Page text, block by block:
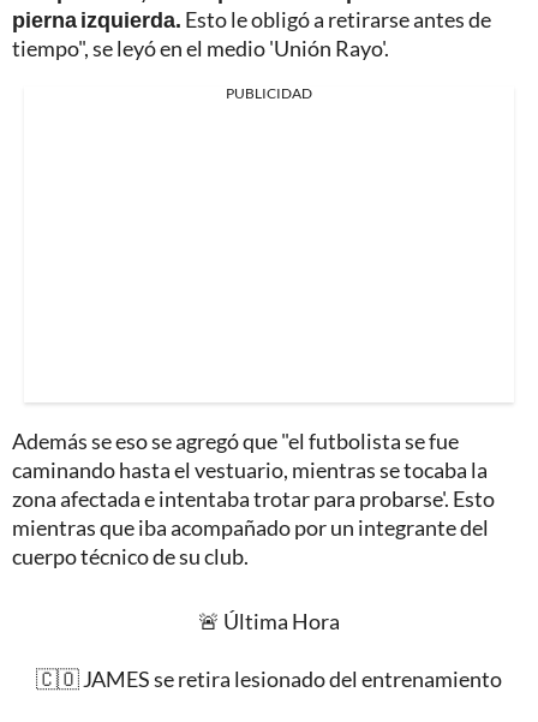
pierna izquierda. Esto le obligó a retirarse antes de
tiempo", se leyó en el medio 'Unión Rayo'.
PUBLICIDAD
Además se eso se agregó que "el futbolista se fue
caminando hasta el vestuario, mientras se tocaba la
zona afectada e intentaba trotar para probarse'. Esto
mientras que iba acompañado por un integrante del
cuerpo técnico de su club.
🚨 Última Hora
🇨🇴 JAMES se retira lesionado del entrenamiento